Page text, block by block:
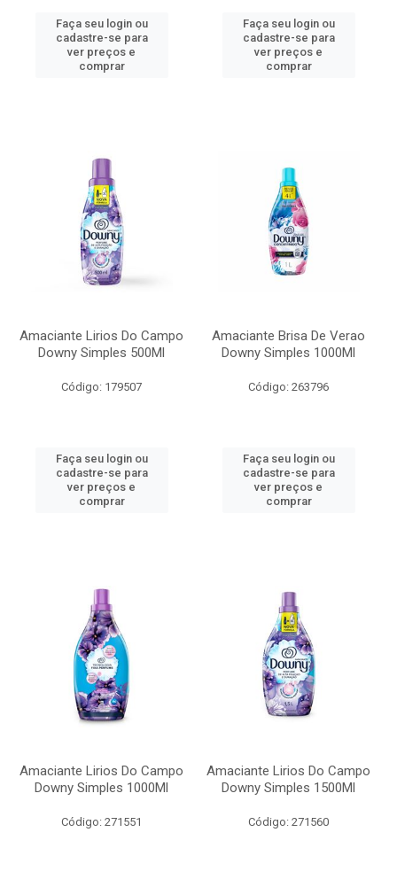
Faça seu login ou
cadastre-se para
ver preços e
comprar
Faça seu login ou
cadastre-se para
ver preços e
comprar
Amaciante Lirios Do Campo
Downy Simples 500Ml
Código: 179507
Faça seu login ou
cadastre-se para
ver preços e
comprar
Amaciante Brisa De Verao
Downy Simples 1000Ml
Código: 263796
Faça seu login ou
cadastre-se para
ver preços e
comprar
Amaciante Lirios Do Campo
Downy Simples 1000Ml
Código: 271551
Amaciante Lirios Do Campo
Downy Simples 1500Ml
Código: 271560